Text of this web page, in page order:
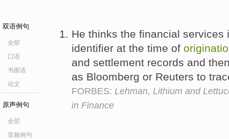
双语例句
全部
口语
书面语
论文
原声例句
全部
音频例句
He thinks the financial
identifier at the time of
and settlement records and
as Bloomberg or Reuters to
FORBES: Lehman, Lithium and
in Finance